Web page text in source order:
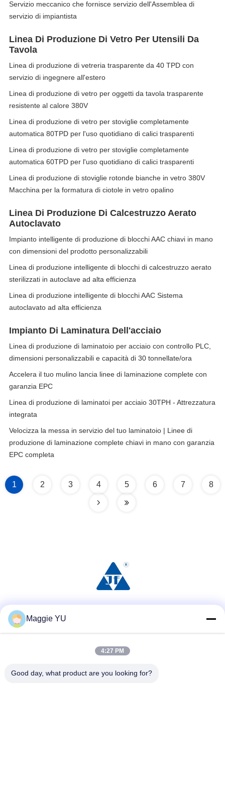
Servizio meccanico che fornisce servizio dell'Assemblea di
servizio di impiantista
Linea Di Produzione Di Vetro Per Utensili Da
Tavola
Linea di produzione di vetreria trasparente da 40 TPD con
servizio di ingegnere all'estero
Linea di produzione di vetro per oggetti da tavola trasparente
resistente al calore 380V
Linea di produzione di vetro per stoviglie completamente
automatica 80TPD per l'uso quotidiano di calici trasparenti
Linea di produzione di vetro per stoviglie completamente
automatica 60TPD per l'uso quotidiano di calici trasparenti
Linea di produzione di stoviglie rotonde bianche in vetro 380V
Macchina per la formatura di ciotole in vetro opalino
Linea Di Produzione Di Calcestruzzo Aerato
Autoclavato
Impianto intelligente di produzione di blocchi AAC chiavi in mano
con dimensioni del prodotto personalizzabili
Linea di produzione intelligente di blocchi di calcestruzzo aerato
sterilizzati in autoclave ad alta efficienza
Linea di produzione intelligente di blocchi AAC Sistema
autoclavato ad alta efficienza
Impianto Di Laminatura Dell'acciaio
Linea di produzione di laminatoio per acciaio con controllo PLC,
dimensioni personalizzabili e capacità di 30 tonnellate/ora
Accelera il tuo mulino lancia linee di laminazione complete con
garanzia EPC
Linea di produzione di laminatoi per acciaio 30TPH - Attrezzatura
integrata
Velocizza la messa in servizio del tuo laminatoio | Linee di
produzione di laminazione complete chiavi in ​​mano con garanzia
EPC completa
1 2 3 4 5 6 7 8
Maggie YU
4:27 PM
Good day, what product are you looking for?